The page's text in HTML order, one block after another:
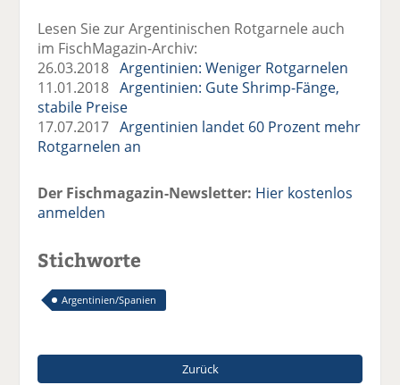
Lesen Sie zur Argentinischen Rotgarnele auch
im FischMagazin-Archiv:
26.03.2018Argentinien: Weniger Rotgarnelen
11.01.2018Argentinien: Gute Shrimp-Fänge,
stabile Preise
17.07.2017Argentinien landet 60 Prozent mehr
Rotgarnelen an
Der Fischmagazin-Newsletter: Hier kostenlos
anmelden
Stichworte
Argentinien/Spanien
Zurück